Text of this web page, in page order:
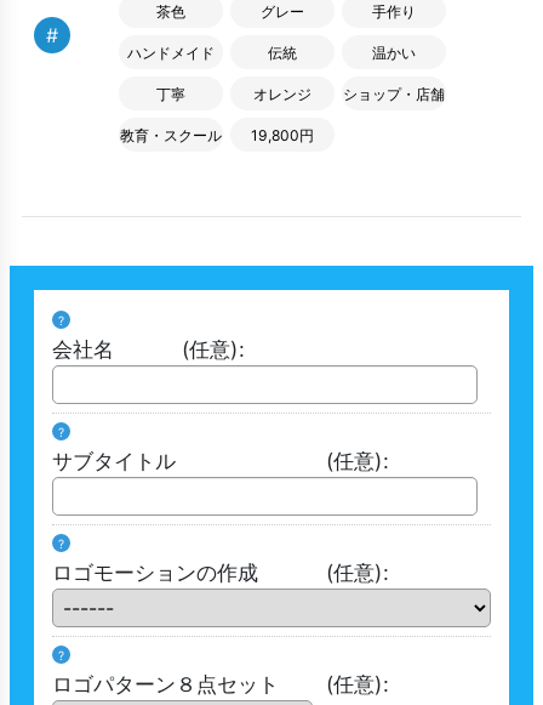
#
茶色 グレー 手作り
ハンドメイド 伝統 温かい
丁寧 オレンジ ショップ・店舗
教育・スクール 19,800円
?
会社名 (任意):
?
サブタイトル (任意):
?
ロゴモーションの作成 (任意):
?
ロゴパターン８点セット (任意):